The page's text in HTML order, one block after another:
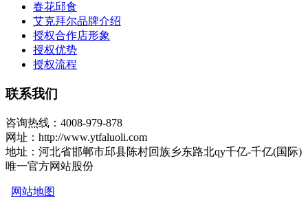
春花邱食
艾克拜尔品牌介绍
授权合作店形象
授权优势
授权流程
联系我们
咨询热线：4008-979-878
网址：http://www.ytfaluoli.com
地址：河北省邯郸市邱县陈村回族乡东路北qy千亿-千亿(国际)
唯一官方网站股份
网站地图